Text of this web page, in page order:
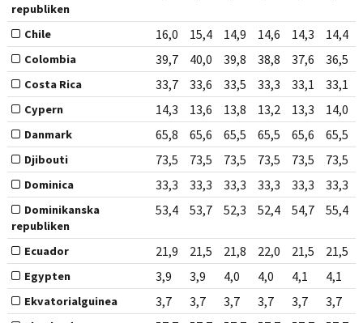
republiken
Chile 16,0 15,4 14,9 14,6 14,3 14,4
Colombia 39,7 40,0 39,8 38,8 37,6 36,5
Costa Rica 33,7 33,6 33,5 33,3 33,1 33,1
Cypern 14,3 13,6 13,8 13,2 13,3 14,0
Danmark 65,8 65,6 65,5 65,5 65,6 65,5
Djibouti 73,5 73,5 73,5 73,5 73,5 73,5
Dominica 33,3 33,3 33,3 33,3 33,3 33,3
Dominikanska
republiken
53,4 53,7 52,3 52,4 54,7 55,4
Ecuador 21,9 21,5 21,8 22,0 21,5 21,5
Egypten 3,9 3,9 4,0 4,0 4,1 4,1
Ekvatorialguinea 3,7 3,7 3,7 3,7 3,7 3,7